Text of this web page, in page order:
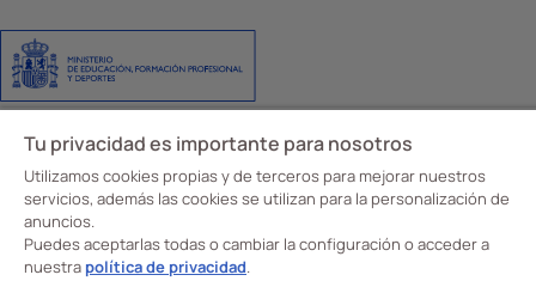
Aviso LegalPolítica de privacidadPolítica de cookiesAjustes de cookies
Código y canal ético
© Davante 2026
Tu privacidad es importante para nosotros
Utilizamos cookies propias y de terceros para mejorar nuestros
servicios, además las cookies se utilizan para la personalización de
anuncios.
Puedes aceptarlas todas o cambiar la configuración o acceder a
nuestra política de privacidad.